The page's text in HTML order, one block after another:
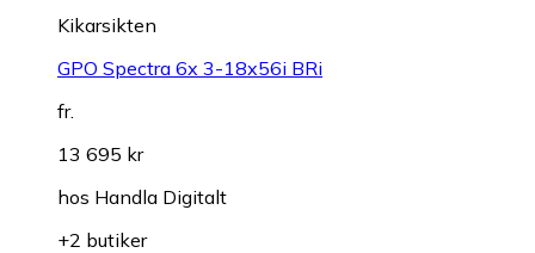
Kikarsikten
GPO Spectra 6x 3-18x56i BRi
fr.
13 695 kr
hos Handla Digitalt
+2 butiker